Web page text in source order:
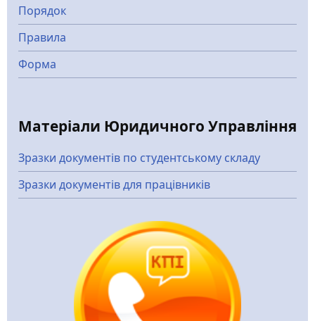
Порядок
Правила
Форма
Матеріали Юридичного Управління
Зразки документів по студентському складу
Зразки документів для працівників